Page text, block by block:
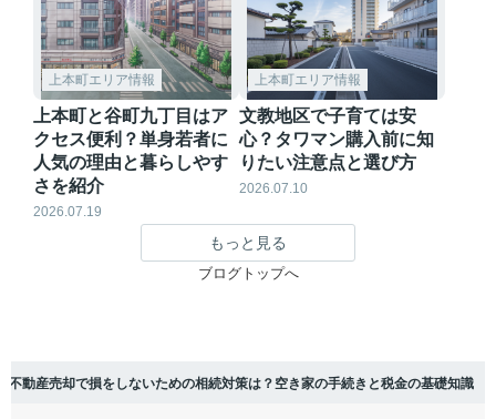
上本町エリア情報
上本町と谷町九丁目はア
クセス便利？単身若者に
人気の理由と暮らしやす
さを紹介
2026.07.19
上本町エリア情報
文教地区で子育ては安
心？タワマン購入前に知
りたい注意点と選び方
2026.07.10
もっと見る
ブログトップへ
不動産売却で損をしないための相続対策は？空き家の手続きと税金の基礎知識